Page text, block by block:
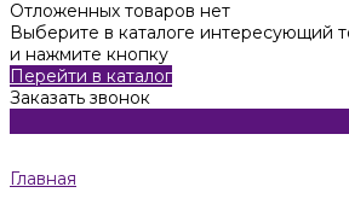
Отложенных товаров нет
Выберите в каталоге интересующий
и нажмите кнопку
Перейти в каталог
Заказать звонок
Главная